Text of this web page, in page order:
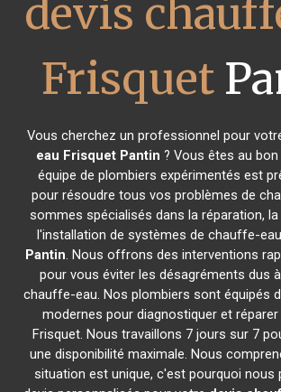
devis
Frisquet
Vous cherchez un professionnel pour
eau Frisquet Pantin ? Vous êtes au
équipe de plombiers expérimentés est
pour résoudre tous vos problèmes de
sommes spécialisés dans la réparation,
l'installation de systèmes de chauffe-
Pantin. Nous offrons des interventions
pour vous éviter les désagréments dus
chauffe-eau. Nos plombiers sont équipés
modernes pour diagnostiquer et
Frisquet. Nous travaillons 7 jours sur 7
une disponibilité maximale. Nous
situation est unique, c'est pourquoi nous